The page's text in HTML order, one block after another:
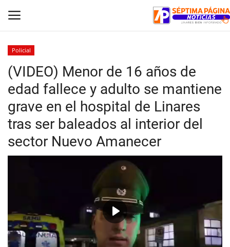
Inicio
Crónica
Policial
Tribunales
Espectáculos
Policial
(VIDEO) Menor de 16 años de
edad fallece y adulto se mantiene
grave en el hospital de Linares
tras ser baleados al interior del
sector Nuevo Amanecer
Play